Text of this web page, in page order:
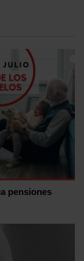
pensiones